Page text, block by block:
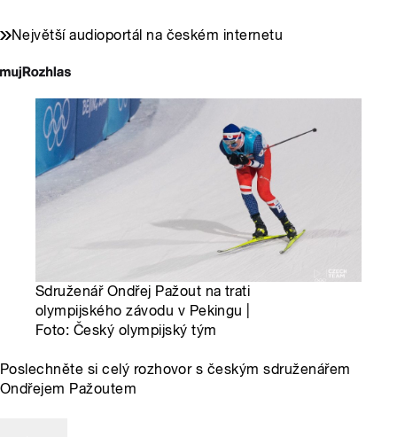
Největší audioportál na českém internetu
Sdruženář Ondřej Pažout na trati
olympijského závodu v Pekingu |
Foto: Český olympijský tým
Poslechněte si celý rozhovor s českým sdruženářem
Ondřejem Pažoutem